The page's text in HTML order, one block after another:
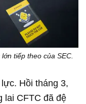
tiếp theo của SEC.
Hồi tháng 3,
lai CFTC đã đệ